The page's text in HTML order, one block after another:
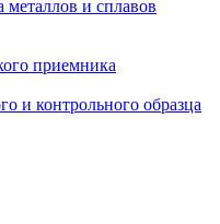
металлов и сплавов
приемника
и контрольного образца